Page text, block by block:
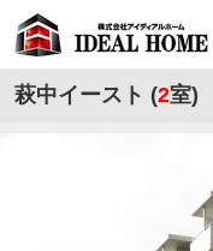
萩中イースト (2室)